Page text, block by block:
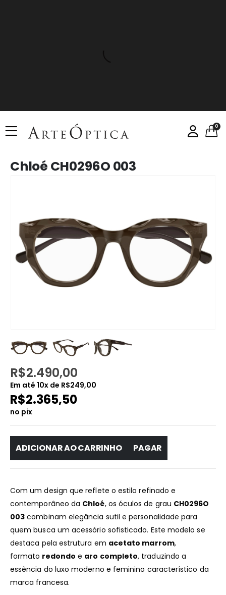
0
Chloé CH0296O 003
R$2.490,00
Em até 10x de R$249,00
R$2.365,50
no pix
ADICIONAR AO CARRINHO PAGAR
Com um design que reflete o estilo refinado e
contemporâneo da Chloé, os óculos de grau CH0296O
003 combinam elegância sutil e personalidade para
quem busca um acessório sofisticado. Este modelo se
destaca pela estrutura em acetato marrom,
formato redondo e aro completo, traduzindo a
essência do luxo moderno e feminino característico da
marca francesa.